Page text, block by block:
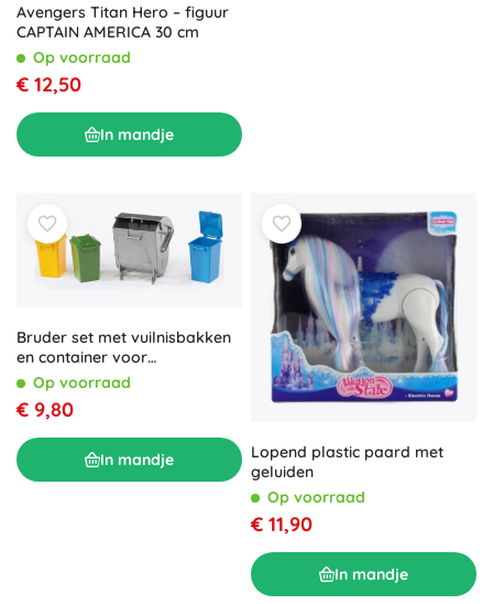
Avengers Titan Hero – figuur
CAPTAIN AMERICA 30 cm
Op voorraad
€ 12,50
In mandje
Bruder set met vuilnisbakken
en container voor
afvalwagens 1:16
Op voorraad
€ 9,80
In mandje
Lopend plastic paard met
geluiden
Op voorraad
€ 11,90
In mandje